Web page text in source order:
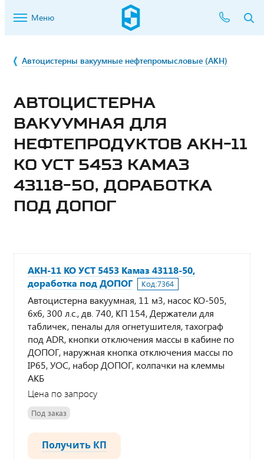
Меню
Автоцистерны вакуумные нефтепромысловые (АКН)
АВТОЦИСТЕРНА
ВАКУУМНАЯ ДЛЯ
НЕФТЕПРОДУКТОВ АКН-11
КО УСТ 5453 КАМАЗ
43118-50, ДОРАБОТКА
ПОД ДОПОГ
АКН-11 КО УСТ 5453 Камаз 43118-50,
доработка под ДОПОГ
Код:7364
Автоцистерна вакуумная, 11 м3, насос КО-505,
6х6, 300 л.с., дв. 740, КП 154, Держатели для
табличек, пеналы для огнетушителя, тахограф
под ADR, кнопки отключения массы в кабине по
ДОПОГ, наружная кнопка отключения массы по
IP65, УОС, набор ДОПОГ, колпачки на клеммы
АКБ
Цена по запросу
Под заказ
Получить КП